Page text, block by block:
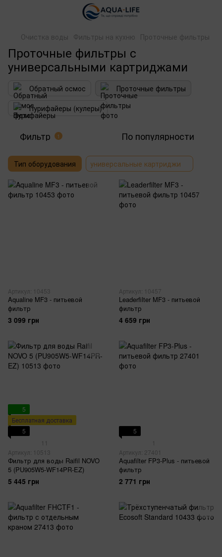
Очистка воды Фильтры на кухню Проточные фильтры
Проточные фильтры с
универсальными картриджами
Обратный осмос
Проточные фильтры
Пурифайеры (кулеры)
Фильтр 1 По популярности
Тип оборудования универсальные картриджи
Артикул: 10453
Aqualine MF3 - питьевой
фильтр
3 099 грн
Артикул: 10457
Leaderfilter MF3 - питьевой
фильтр
4 659 грн
5
Бесплатная доставка
5
11
Артикул: 10513
Фильтр для воды Raifil NOVO
5 (PU905W5-WF14PR-EZ)
5 445 грн
5
1
Артикул: 27401
Aquafilter FP3-Plus - питьевой
фильтр
2 771 грн